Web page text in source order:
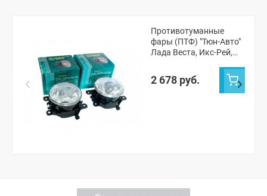
Противотуманные
фары (ПТФ) "Тюн-Авто"
Лада Веста, Икс-Рей,
2 678 руб.